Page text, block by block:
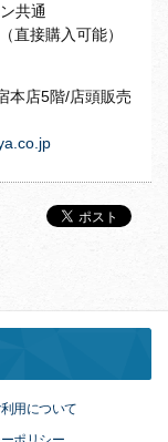
共通
直接購入可能）
本店5階/店頭販売
用について